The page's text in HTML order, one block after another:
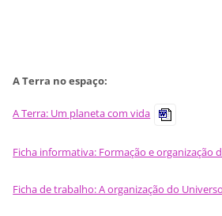
A Terra no espaço:
A Terra: Um planeta com vida
Ficha informativa: Formação e organização
Ficha de trabalho: A organização do Universo